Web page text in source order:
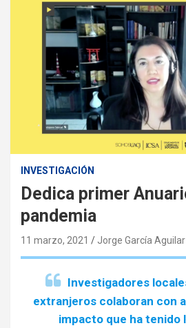
INVESTIGACIÓN
Dedica primer
pandemia
11 marzo, 2021 Jorge García Aguilar
Investigadores
extranjeros colaboran con
impacto que ha tenido